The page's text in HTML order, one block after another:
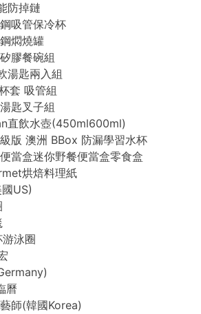
防掉鏈
吸管保冷杯
燜燒罐
膠餐碗組
湯匙兩入組
套 吸管組
匙叉子組
直飲水壺(450ml600ml)
版 澳洲 BBox 防漏學習水杯
當盒迷你野餐便當盒零食盒
烘焙料理紙
US)
泳圈
曆
師(韓國Korea)